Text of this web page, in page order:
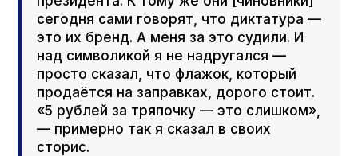
сегодня сами говорят, что диктатура —
это их бренд. А меня за это судили. И
над символикой я не надругался —
просто сказал, что флажок, который
продаётся на заправках, дорого стоит.
«5 рублей за тряпочку — это слишком»,
— примерно так я сказал в своих
сторис.